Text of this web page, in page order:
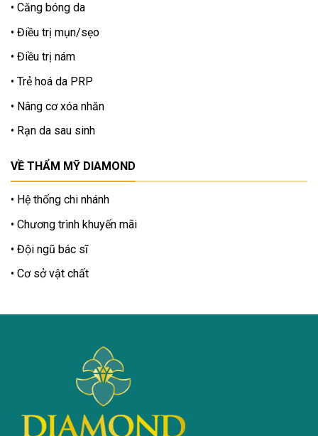
Căng bóng da
Điều trị mụn/sẹo
Điều trị nám
Trẻ hoá da PRP
Nâng cơ xóa nhăn
Rạn da sau sinh
VỀ THẨM MỸ DIAMOND
Hệ thống chi nhánh
Chương trình khuyến mãi
Đội ngũ bác sĩ
Cơ sở vật chất